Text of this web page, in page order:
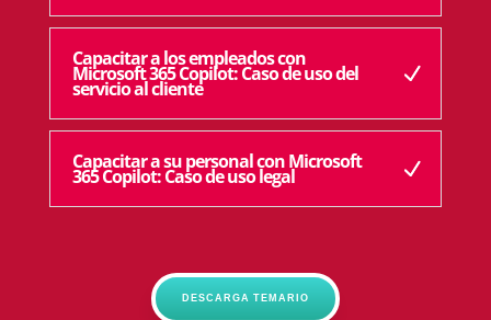
Capacitar a los empleados con
Microsoft 365 Copilot: Caso de uso del
servicio al cliente
Capacitar a su personal con Microsoft
365 Copilot: Caso de uso legal
DESCARGA TEMARIO